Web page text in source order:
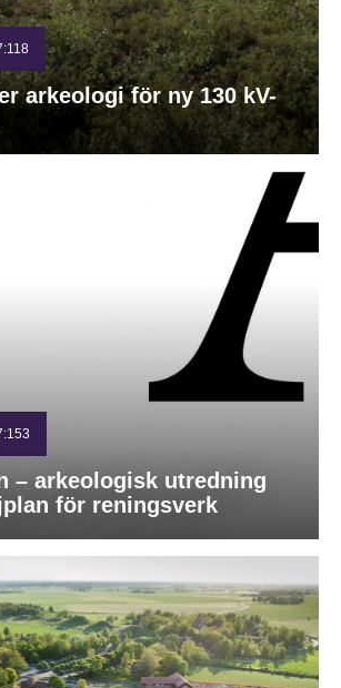
arkeologi för ny 130 kV-
– arkeologisk utredning
för reningsverk